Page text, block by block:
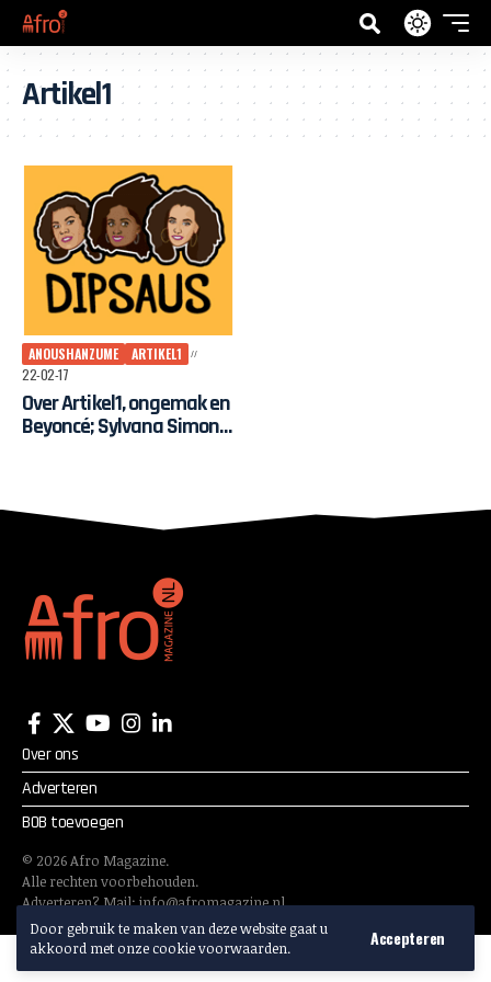
Door gebruik te maken van deze website gaat u
akkoord met onze cookie voorwaarden.
Accepteren
Artikel1
ANOUSHANZUME
ARTIKEL1
22-02-17
Over Artikel1, ongemak en
Beyoncé; Sylvana Simons
Over ons
Adverteren
BOB toevoegen
© 2026Afro Magazine.
Alle rechten voorbehouden.
Adverteren? Mail:info@afromagazine.nl